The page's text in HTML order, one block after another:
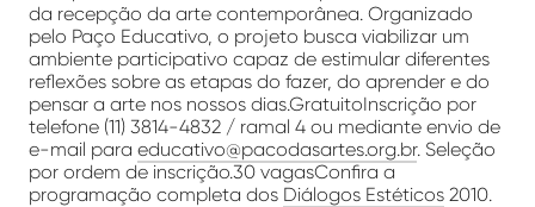
da recepção da arte contemporânea. Organizado
pelo Paço Educativo, o projeto busca viabilizar um
ambiente participativo capaz de estimular diferentes
reflexões sobre as etapas do fazer, do aprender e do
pensar a arte nos nossos dias.GratuitoInscrição por
telefone (11) 3814-4832 / ramal 4 ou mediante envio de
e-mail para educativo@pacodasartes.org.br. Seleção
por ordem de inscrição.30 vagasConfira a
programação completa dos Diálogos Estéticos 2010.